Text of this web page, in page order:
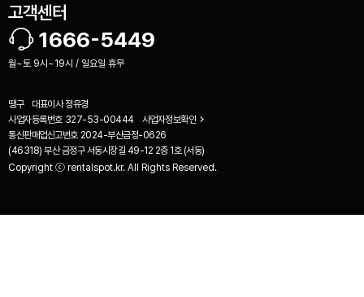
고객센터
1666-5449
월~토 9시~19시 / 일요일 휴무
땡구 대표이사 정유경
사업자등록번호 327-53-00444
사업자정보확인
통신판매업신고번호 2024-부산금정-0626
(46318) 부산 금정구 서동시장길 49-12 2층 1호 (서동)
Copyright ⓒ rentalspot.kr. All Rights Reserved.